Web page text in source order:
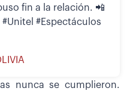
fin a la relación. 📲
#Espectáculos
nunca se cumplieron.